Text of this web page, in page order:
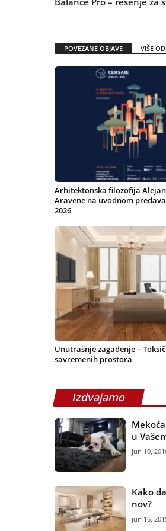
POVEZANE OBJAVE VIŠE
Arhitektonska filozofija
Aravene na uvodnom
2026
Unutrašnje zagađenje –
savremenih prostora
Izdvajamo
u
jun 10,
Kako
nov?
jun 16,